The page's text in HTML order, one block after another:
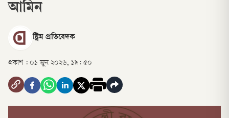
আমিন
স্ট্রিম প্রতিবেদক
প্রকাশ : ০১ জুন ২০২৬, ১৯: ৫০